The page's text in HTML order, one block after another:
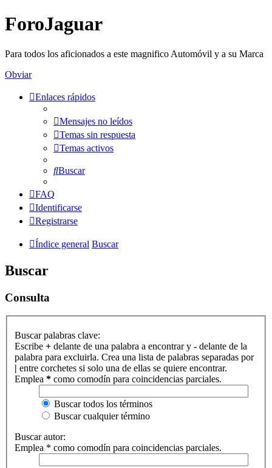
ForoJaguar
Para todos los aficionados a este magnifico Automóvil y a su Marca
Obviar
Enlaces rápidos
Mensajes no leídos
Temas sin respuesta
Temas activos
Buscar
FAQ
Identificarse
Registrarse
Índice general Buscar
Buscar
Consulta
Buscar palabras clave:
Escribe + delante de una palabra a encontrar y - delante de la
palabra para excluirla. Crea una lista de palabras separadas por
| entre corchetes si solo una de ellas se quiere encontrar.
Emplea * como comodín para coincidencias parciales.
Buscar todos los términos
Buscar cualquier término
Buscar autor:
Emplea * como comodín para coincidencias parciales.